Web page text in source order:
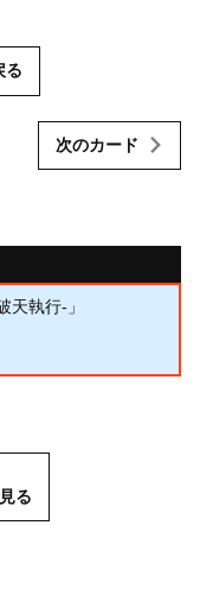
る
次のカード
天執行-」
る